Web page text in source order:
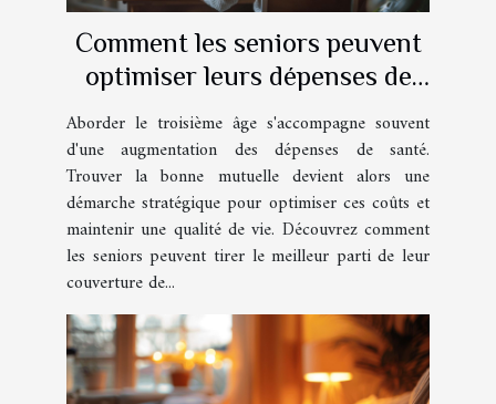
Comment les seniors peuvent
optimiser leurs dépenses de
santé avec une mutuelle
adaptée
Aborder le troisième âge s'accompagne souvent
d'une augmentation des dépenses de santé.
Trouver la bonne mutuelle devient alors une
démarche stratégique pour optimiser ces coûts et
maintenir une qualité de vie. Découvrez comment
les seniors peuvent tirer le meilleur parti de leur
couverture de...